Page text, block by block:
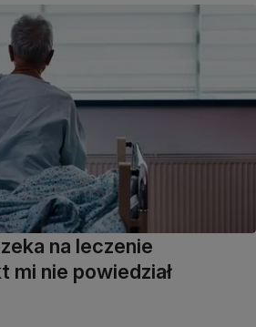
na leczenie
mi nie powiedział